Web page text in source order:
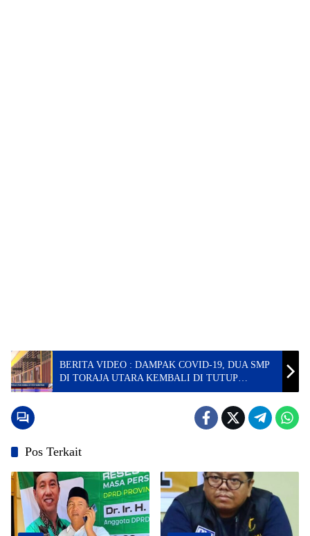
BERITA VIDEO : DAMPAK COVID-19, DUA SMP
DI TORAJA UTARA KEMBALI DI TUTUP
SEMENTARA
Pos Terkait